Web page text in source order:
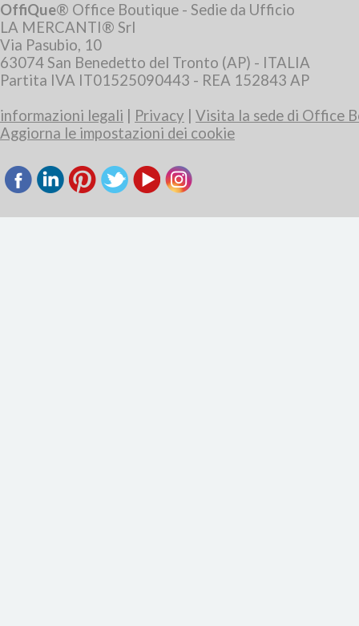
OffiQue® Office Boutique - Sedie da Ufficio
LA MERCANTI® Srl
Via Pasubio, 10
63074 San Benedetto del Tronto (AP) - ITALIA
Partita IVA IT01525090443 - REA 152843 AP
informazioni legali
Privacy
Visita la sede di Office
Aggiorna le impostazioni dei cookie